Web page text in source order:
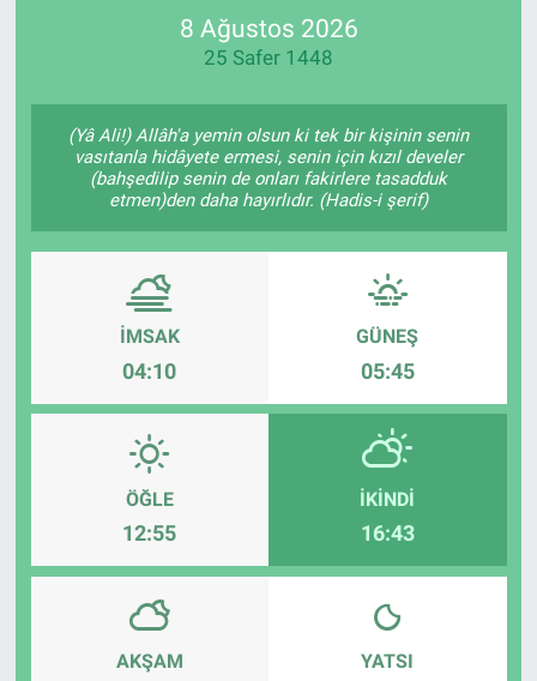
8 Ağustos 2026
25 Safer 1448
(Yâ Ali!) Allâh'a yemin olsun ki tek bir kişinin senin
vasıtanla hidâyete ermesi, senin için kızıl develer
(bahşedilip senin de onları fakirlere tasadduk
etmen)den daha hayırlıdır. (Hadis-i şerif)
İMSAK
04:10
GÜNEŞ
05:45
ÖĞLE
12:55
İKINDI
16:43
AKŞAM YATSI
RESMİ İLANLAR